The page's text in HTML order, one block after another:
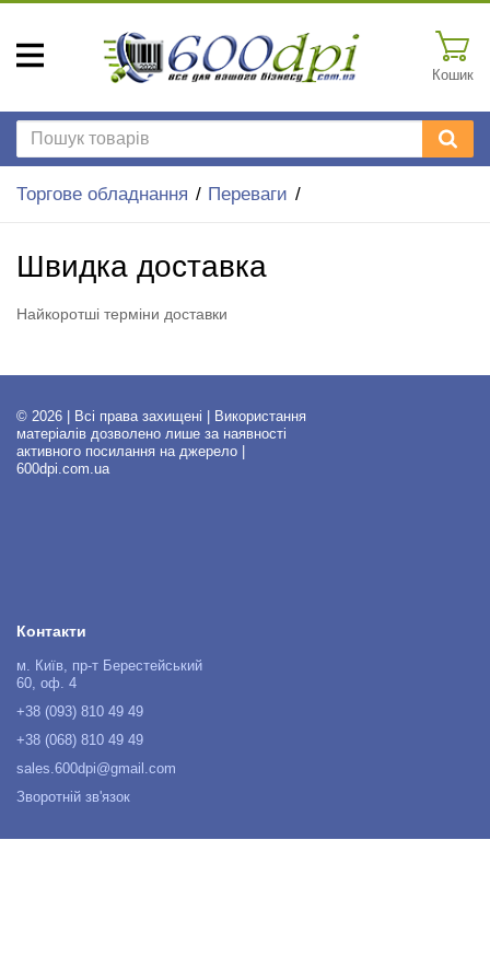
Кошик
Торгове обладнання Переваги
Швидка доставка
Найкоротші терміни доставки
© 2026 | Всі права захищені | Використання
матеріалів дозволено лише за наявності
активного посилання на джерело |
600dpi.com.ua
Контакти
м. Київ, пр-т Берестейський
60, оф. 4
+38 (093) 810 49 49
+38 (068) 810 49 49
sales.600dpi@gmail.com
Зворотній зв'язок